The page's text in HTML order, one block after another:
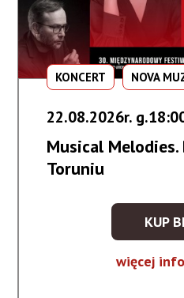
KONCERT NOVA
22.08.2026r.
Musical
Toruniu
KUP
więcej